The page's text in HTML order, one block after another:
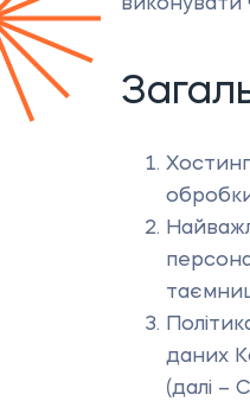
виконувати
даних
(далі –